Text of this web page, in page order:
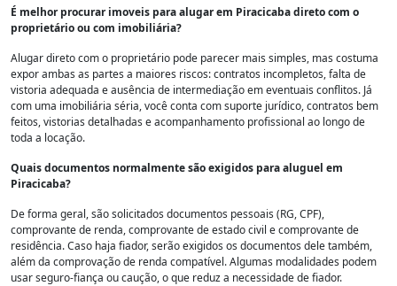
É melhor procurar imoveis para alugar em Piracicaba direto com o
proprietário ou com imobiliária?
Alugar direto com o proprietário pode parecer mais simples, mas costuma
expor ambas as partes a maiores riscos: contratos incompletos, falta de
vistoria adequada e ausência de intermediação em eventuais conflitos. Já
com uma imobiliária séria, você conta com suporte jurídico, contratos bem
feitos, vistorias detalhadas e acompanhamento profissional ao longo de
toda a locação.
Quais documentos normalmente são exigidos para aluguel em
Piracicaba?
De forma geral, são solicitados documentos pessoais (RG, CPF),
comprovante de renda, comprovante de estado civil e comprovante de
residência. Caso haja fiador, serão exigidos os documentos dele também,
além da comprovação de renda compatível. Algumas modalidades podem
usar seguro-fiança ou caução, o que reduz a necessidade de fiador.